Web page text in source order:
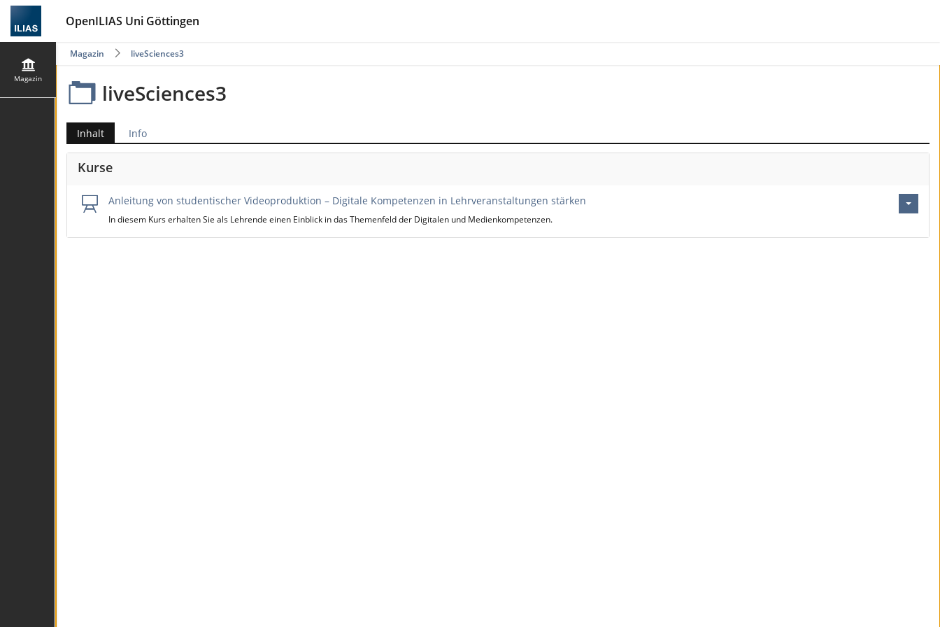
OpenILIAS Uni Göttingen
Magazin
Magazin liveSciences3
liveSciences3
Inhalt Info
Kurse
Anleitung von studentischer Videoproduktion – Digitale Kompetenzen in Lehrveranstaltungen stärken
In diesem Kurs erhalten Sie als Lehrende einen Einblick in das Themenfeld der Digitalen und Medienkompetenzen.